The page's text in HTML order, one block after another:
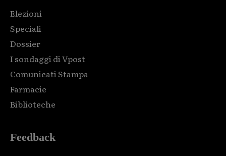
Elezioni
Speciali
Dossier
I sondaggi di Vpost
Comunicati Stampa
Farmacie
Biblioteche
Feedback